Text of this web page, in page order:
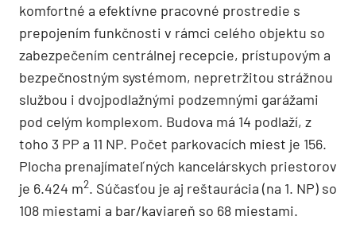
komfortné a efektívne pracovné prostredie s
prepojením funkčnosti v rámci celého objektu so
zabezpečením centrálnej recepcie, prístupovým a
bezpečnostným systémom, nepretržitou strážnou
službou i dvojpodlažnými podzemnými garážami
pod celým komplexom. Budova má 14 podlaží, z
toho 3 PP a 11 NP. Počet parkovacích miest je 156.
Plocha prenajímateľných kancelárskych priestorov
je 6.424 m2. Súčasťou je aj reštaurácia (na 1. NP) so
108 miestami a bar/kaviareň so 68 miestami.